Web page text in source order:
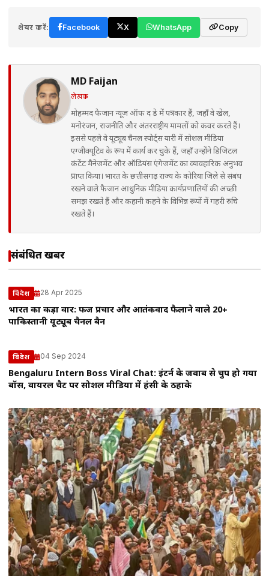
शेयर करें: Facebook X WhatsApp Copy
MD Faijan
लेखक
मोहम्मद फैजान न्यूज़ ऑफ द डे में पत्रकार हैं, जहाँ वे खेल,
मनोरंजन, राजनीति और अंतरराष्ट्रीय मामलों को कवर करते हैं।
इससे पहले वे यूट्यूब चैनल स्पोर्ट्स यारी में सोशल मीडिया
एग्जीक्यूटिव के रूप में कार्य कर चुके हैं, जहाँ उन्होंने डिजिटल
कंटेंट मैनेजमेंट और ऑडियंस एंगेजमेंट का व्यावहारिक अनुभव
प्राप्त किया। भारत के छत्तीसगढ़ राज्य के कोरिया जिले से संबंध
रखने वाले फैजान आधुनिक मीडिया कार्यप्रणालियों की अच्छी
समझ रखते हैं और कहानी कहने के विभिन्न रूपों में गहरी रुचि
रखते हैं।
संबंधित खबरें
विदेश 28 Apr 2025
भारत का कड़ा वार: फर्जी प्रचार और आतंकवाद फैलाने वाले 20+
पाकिस्तानी यूट्यूब चैनल बैन
विदेश 04 Sep 2024
Bengaluru Intern Boss Viral Chat: इंटर्न के जवाब से चुप हो गया
बॉस, वायरल चैट पर सोशल मीडिया में हंसी के ठहाके